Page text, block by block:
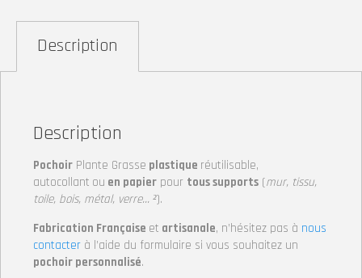
Description
Description
Pochoir Plante Grasse plastique réutilisable,
autocollant ou en papier pour tous supports (mur, tissu,
toile, bois, métal, verre… ²).
Fabrication Française et artisanale, n’hésitez pas à nous
contacter à l’aide du formulaire si vous souhaitez un
pochoir personnalisé.